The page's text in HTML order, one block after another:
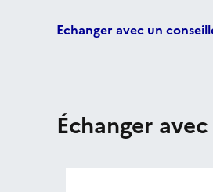
Echanger avec un
Échanger